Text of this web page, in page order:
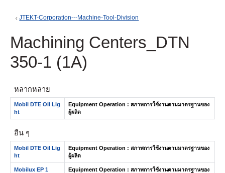
JTEKT-Corporation---Machine-Tool-Division
Machining Centers_DTN
350-1 (1A)
หลากหลาย
Mobil DTE Oil Lig
ht
Equipment Operation : สภาพการใช้งานตามมาตรฐานของ
ผู้ผลิต
อื่น ๆ
Mobil DTE Oil Lig
ht
Equipment Operation : สภาพการใช้งานตามมาตรฐานของ
ผู้ผลิต
Mobilux EP 1
Equipment Operation : สภาพการใช้งานตามมาตรฐานของ